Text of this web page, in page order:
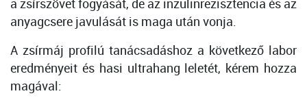
a zsírszövet fogyását, de az inzulinrezisztencia és az
anyagcsere javulását is maga után vonja.
A zsírmáj profilú tanácsadáshoz a következő labor
eredményeit és hasi ultrahang leletét, kérem hozza
magával: